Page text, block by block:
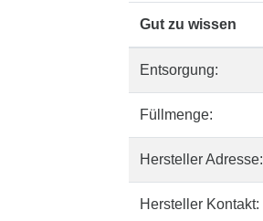
Gut zu wissen
Entsorgung:
Füllmenge:
Hersteller Adresse:
Hersteller Kontakt: